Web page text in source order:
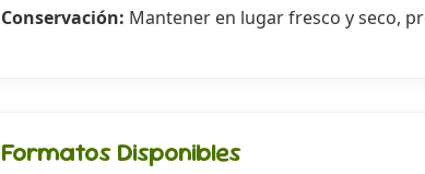
Conservación: Mantener en lugar fresco y seco,
Formatos Disponibles